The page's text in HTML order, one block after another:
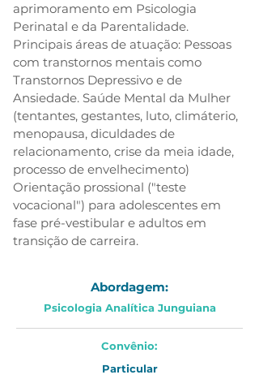
aprimoramento em Psicologia
Perinatal e da Parentalidade.
Principais áreas de atuação: Pessoas
com transtornos mentais como
Transtornos Depressivo e de
Ansiedade. Saúde Mental da Mulher
(tentantes, gestantes, luto, climáterio,
menopausa, diculdades de
relacionamento, crise da meia idade,
processo de envelhecimento)
Orientação prossional ("teste
vocacional") para adolescentes em
fase pré-vestibular e adultos em
transição de carreira.
Abordagem:
Psicologia Analítica Junguiana
Convênio:
Particular